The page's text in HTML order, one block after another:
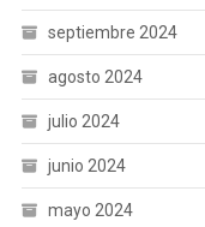
septiembre 2024
agosto 2024
julio 2024
junio 2024
mayo 2024